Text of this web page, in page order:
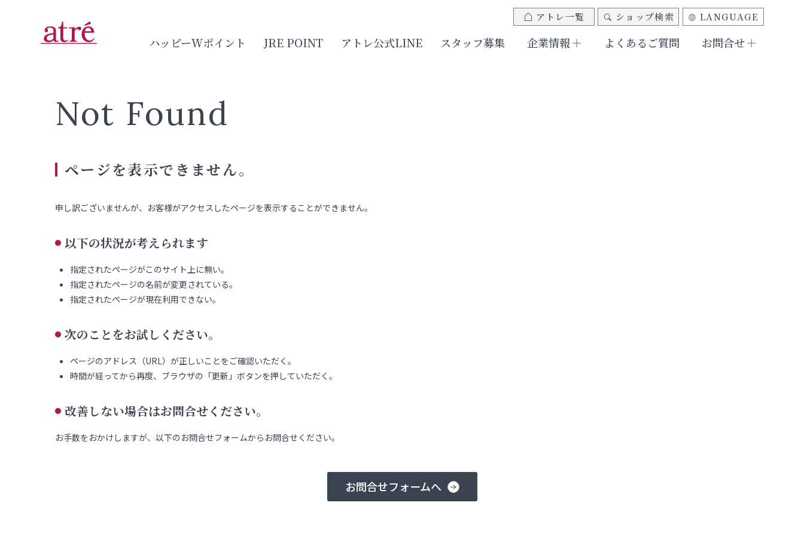
ハッピーWポイント JRE POINT アトレ公式LINE スタッフ募集 企業情報 よくあるご質問 お問合せ
アトレ一覧 ショップ検索 LANGUAGE
Not Found
ページを表示できません。
申し訳ございませんが、お客様がアクセスしたページを表示することができません。
以下の状況が考えられます
指定されたページがこのサイト上に無い。
指定されたページの名前が変更されている。
指定されたページが現在利用できない。
次のことをお試しください。
ページのアドレス（URL）が正しいことをご確認いただく。
時間が経ってから再度、ブラウザの「更新」ボタンを押していただく。
改善しない場合はお問合せください。
お手数をおかけしますが、以下のお問合せフォームからお問合せください。
お問合せフォームへ